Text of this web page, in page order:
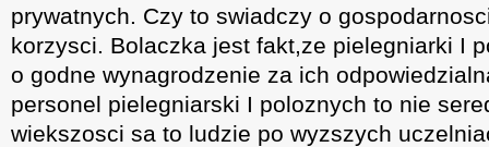
prywatnych. Czy to swiadczy o
korzysci. Bolaczka jest fakt,ze pielegniarki I
o godne wynagrodzenie za ich
personel pielegniarski I poloznych to nie
wiekszosci sa to ludzie po wyzszych